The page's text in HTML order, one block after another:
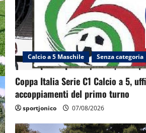
Calcio a 5 Maschile Senza categoria
Coppa Italia Serie C1 Calcio a 5,
accoppiamenti del primo turno
sportjonico 07/08/2026